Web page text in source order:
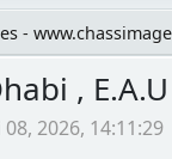
-
,
2026, 14:11:29